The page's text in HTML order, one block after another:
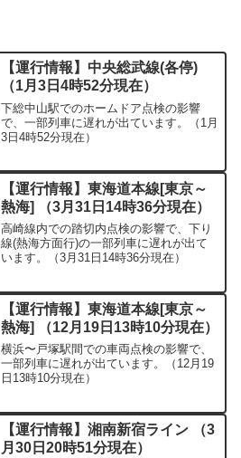
【運行情報】中央総武線(各停)
（1月3日4時52分現在）
下総中山駅でのホームドア点検の影響
で、一部列車に遅れが出ています。（1月
3日4時52分現在）
【運行情報】東海道本線[東京～
熱海] （3月31日14時36分現在）
高崎線内での踏切内点検の影響で、下り
線(熱海方面行)の一部列車に遅れが出て
います。（3月31日14時36分現在）
【運行情報】東海道本線[東京～
熱海] （12月19日13時10分現在）
横浜〜戸塚駅間での車両点検の影響で、
一部列車に遅れが出ています。（12月19
日13時10分現在）
【運行情報】湘南新宿ライン （3
月30日20時51分現在）